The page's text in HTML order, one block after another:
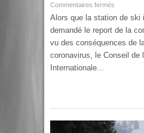
Commentaires fermés
Alors que la station de ski
demandé le report de la
vu des conséquences de
coronavirus, le Conseil de
Internationale...